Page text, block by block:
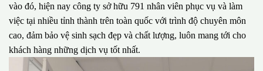
vào đó, hiện nay công ty sở hữu 791 nhân viên phục vụ và làm
việc tại nhiều tỉnh thành trên toàn quốc với trình độ chuyên môn
cao, đảm bảo vệ sinh sạch đẹp và chất lượng, luôn mang tới cho
khách hàng những dịch vụ tốt nhất.